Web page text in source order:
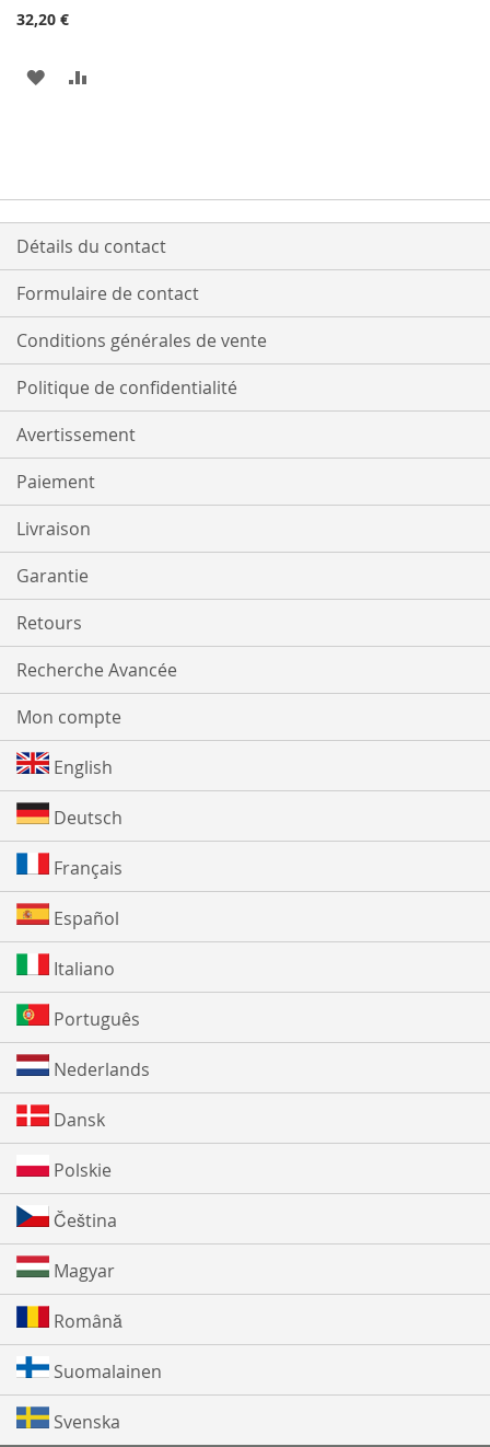
32,20 €
AJOUTER
D’ENVIE
Détails du contact
Formulaire de contact
Conditions générales de vente
Politique de confidentialité
Avertissement
Paiement
Livraison
Garantie
Retours
Recherche Avancée
Mon compte
English
Deutsch
Français
Español
Italiano
Português
Nederlands
Dansk
Polskie
Čeština
Magyar
Română
Suomalainen
Svenska